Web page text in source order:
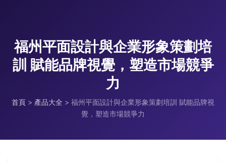
福州平面設計與企業形象策劃培
訓 賦能品牌視覺，塑造市場競爭
力
首頁 > 產品大全 > 福州平面設計與企業形象策劃培訓 賦能品牌視
覺，塑造市場競爭力